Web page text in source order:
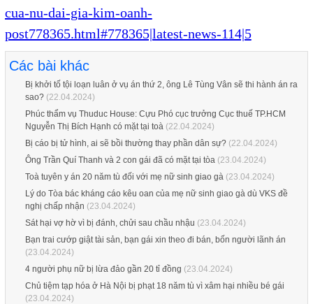
cua-nu-dai-gia-kim-oanh-
post778365.html#778365|latest-news-114|5
Các bài khác
Bị khởi tố tội loạn luân ở vụ án thứ 2, ông Lê Tùng Vân sẽ thi hành án ra
sao?(22.04.2024)
Phúc thẩm vụ Thuduc House: Cựu Phó cục trưởng Cục thuế TP.HCM
Nguyễn Thị Bích Hạnh có mặt tại toà(22.04.2024)
Bị cáo bị tử hình, ai sẽ bồi thường thay phần dân sự?(22.04.2024)
Ông Trần Quí Thanh và 2 con gái đã có mặt tại tòa(23.04.2024)
Toà tuyên y án 20 năm tù đối với mẹ nữ sinh giao gà(23.04.2024)
Lý do Tòa bác kháng cáo kêu oan của mẹ nữ sinh giao gà dù VKS đề
nghị chấp nhận (23.04.2024)
Sát hại vợ hờ vì bị đánh, chửi sau chầu nhậu (23.04.2024)
Bạn trai cướp giật tài sản, bạn gái xin theo đi bán, bốn người lãnh án
(23.04.2024)
4 người phụ nữ bị lừa đảo gần 20 tỉ đồng (23.04.2024)
Chủ tiệm tạp hóa ở Hà Nội bị phạt 18 năm tù vì xâm hại nhiều bé gái
(23.04.2024)